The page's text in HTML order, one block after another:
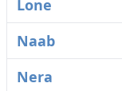
Lone
Naab
Nera